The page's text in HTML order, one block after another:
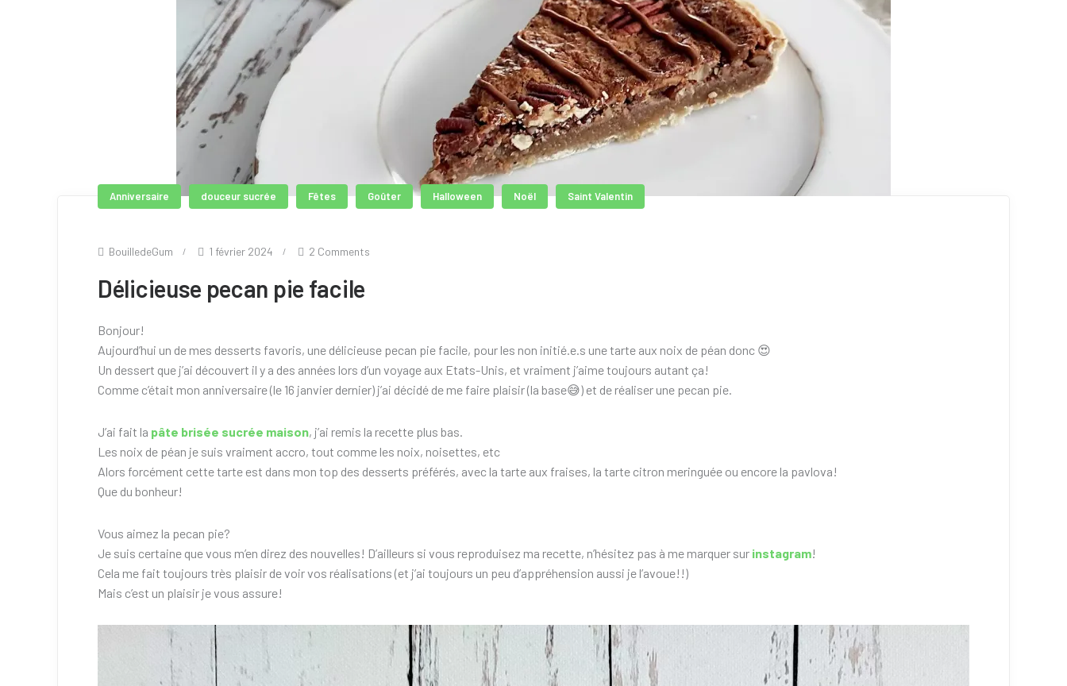
Anniversaire douceur sucrée Fêtes Goûter Halloween Noël Saint Valentin
BouilledeGum 1 février 2024 2 Comments
Délicieuse pecan pie facile
Bonjour!
Aujourd’hui un de mes desserts favoris, une délicieuse pecan pie facile, pour les non initié.e.s une tarte aux noix de péan donc 😍
Un dessert que j’ai découvert il y a des années lors d’un voyage aux Etats-Unis, et vraiment j’aime toujours autant ça!
Comme c’était mon anniversaire (le 16 janvier dernier) j’ai décidé de me faire plaisir (la base😅) et de réaliser une pecan pie.
J’ai fait la pâte brisée sucrée maison, j’ai remis la recette plus bas.
Les noix de péan je suis vraiment accro, tout comme les noix, noisettes, etc
Alors forcément cette tarte est dans mon top des desserts préférés, avec la tarte aux fraises, la tarte citron meringuée ou encore la pavlova!
Que du bonheur!
Vous aimez la pecan pie?
Je suis certaine que vous m’en direz des nouvelles! D’ailleurs si vous reproduisez ma recette, n’hésitez pas à me marquer sur instagram!
Cela me fait toujours très plaisir de voir vos réalisations (et j’ai toujours un peu d’appréhension aussi je l’avoue!!)
Mais c’est un plaisir je vous assure!